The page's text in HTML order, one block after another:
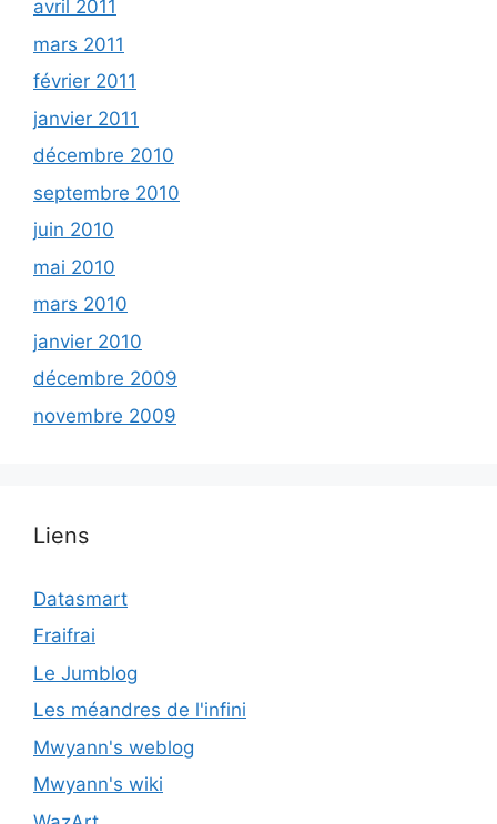
avril 2011
mars 2011
février 2011
janvier 2011
décembre 2010
septembre 2010
juin 2010
mai 2010
mars 2010
janvier 2010
décembre 2009
novembre 2009
Liens
Datasmart
Fraifrai
Le Jumblog
Les méandres de l'infini
Mwyann's weblog
Mwyann's wiki